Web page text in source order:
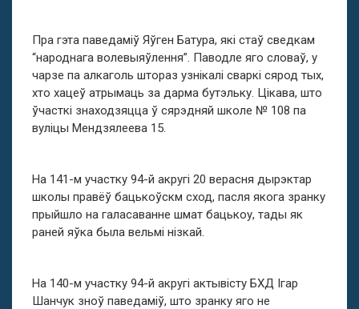
Пра гэта паведаміў Яўген Батура, які стаў сведкам
“народнага волевыяўлення”. Паводле яго словаў, у
чарзе па алкаголь штораз узнікалі сваркі сярод тых,
хто хацеў атрымаць за дарма бутэльку. Цікава, што
ўчасткі знаходзяцца ў сярэдняй школе № 108 па
вуліцы Мендзялеева 15.
На 141-м участку 94-й акругі 20 верасня дырэктар
школы правёў бацькоўскм сход, пасля якога зранку
прыйшло на галасаванне шмат бацькоу, тады як
раней яўка была вельмі нізкай.
На 140-м участку 94-й акругі актывісту БХД Ігар
Шанчук зноў паведаміў, што зранку яго не